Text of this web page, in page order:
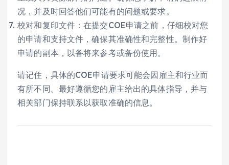
况，并及时回答他们可能有的问题或要求。
校对和复印文件：在提交COE申请之前，仔细校对您
的申请和支持文件，确保其准确性和完整性。制作好
申请的副本，以备将来参考或备份使用。
请记住，具体的COE申请要求可能会因雇主和行业而
有所不同。最好遵循您的雇主给出的具体指导，并与
相关部门保持联系以获取准确的信息。